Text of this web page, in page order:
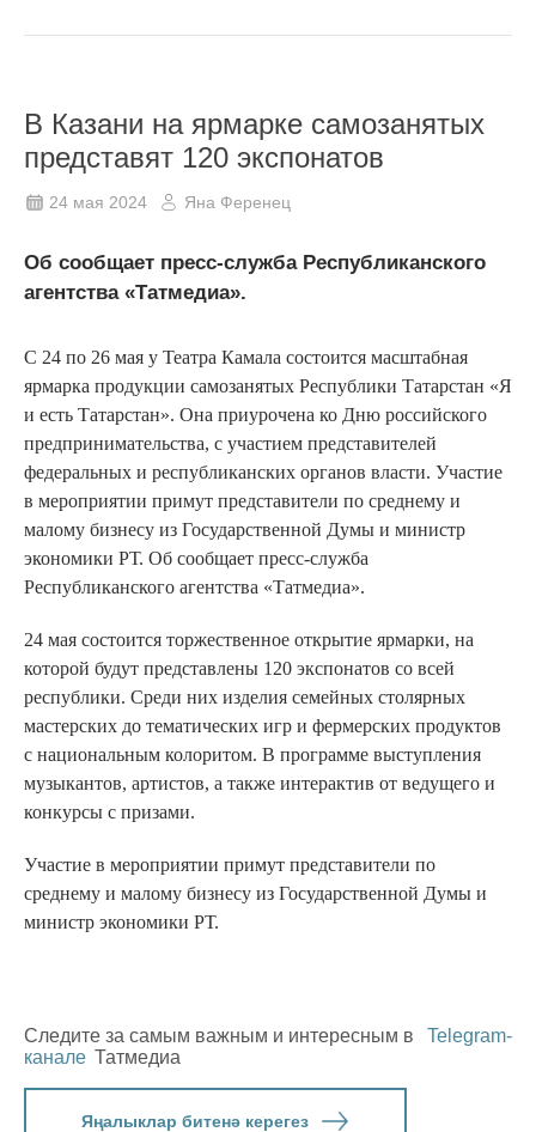
В Казани на ярмарке самозанятых
представят 120 экспонатов
24 мая 2024 Яна Ференец
Об сообщает пресс-служба Республиканского
агентства «Татмедиа».
С 24 по 26 мая у Театра Камала состоится масштабная
ярмарка продукции самозанятых Республики Татарстан «Я
и есть Татарстан». Она приурочена ко Дню российского
предпринимательства, с участием представителей
федеральных и республиканских органов власти. Участие
в мероприятии примут представители по среднему и
малому бизнесу из Государственной Думы и министр
экономики РТ. Об сообщает пресс-служба
Республиканского агентства «Татмедиа».
24 мая состоится торжественное открытие ярмарки, на
которой будут представлены 120 экспонатов со всей
республики. Среди них изделия семейных столярных
мастерских до тематических игр и фермерских продуктов
с национальным колоритом. В программе выступления
музыкантов, артистов, а также интерактив от ведущего и
конкурсы с призами.
Участие в мероприятии примут представители по
среднему и малому бизнесу из Государственной Думы и
министр экономики РТ.
Следите за самым важным и интересным в
Telegram-
канале Татмедиа
Яңалыклар битенә керегез